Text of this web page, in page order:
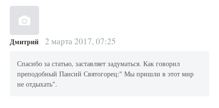
Дмитрий 2 марта 2017, 07:25
Спасибо за статью, заставляет задуматься. Как говорил
преподобный Паисий Святогорец:" Мы пришли в этот мир
не отдыхать".